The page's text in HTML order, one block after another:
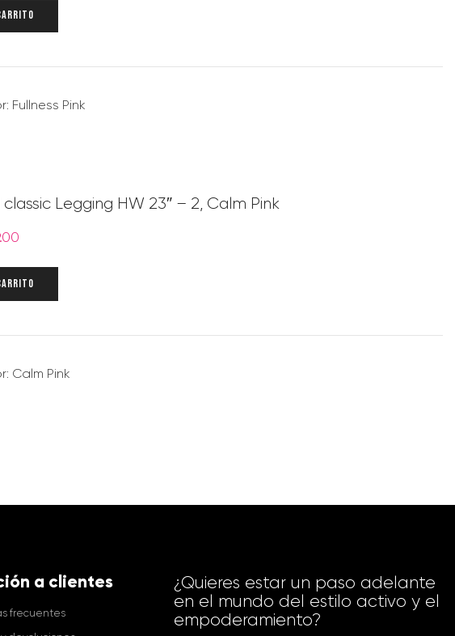
Fullness Pink
Legging HW 23″ – 2, Calm Pink
Calm Pink
a clientes
frecuentes
¿Quieres estar un paso adelante
en el mundo del estilo activo y el
empoderamiento?